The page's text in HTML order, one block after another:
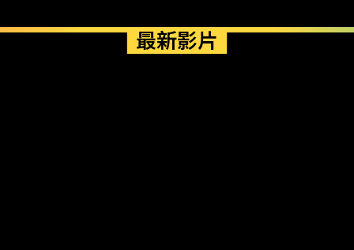
最新影片